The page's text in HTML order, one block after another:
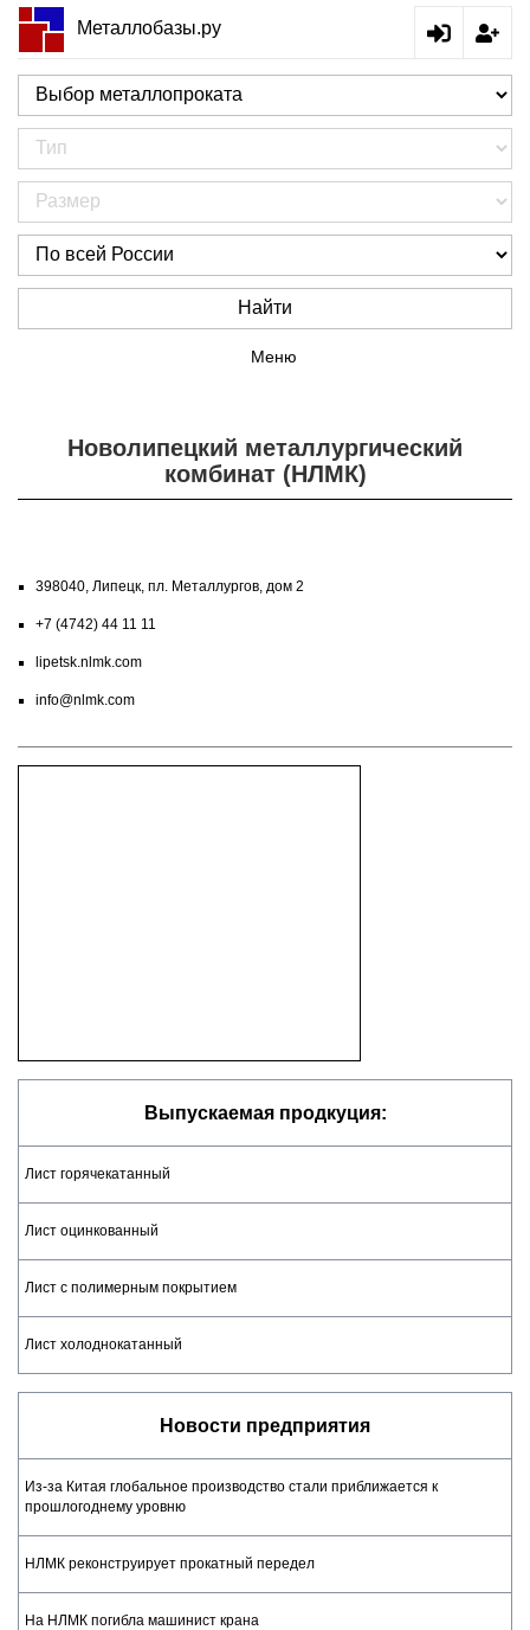
Металлобазы.ру
Найти
Меню
Новолипецкий металлургический
комбинат (НЛМК)
398040, Липецк, пл. Металлургов, дом 2
+7 (4742) 44 11 11
lipetsk.nlmk.com
info@nlmk.com
Выпускаемая продкуция:
Лист горячекатанный
Лист оцинкованный
Лист с полимерным покрытием
Лист холоднокатанный
Новости предприятия
Из-за Китая глобальное производство стали приближается к
прошлогоднему уровню
НЛМК реконструирует прокатный передел
На НЛМК погибла машинист крана